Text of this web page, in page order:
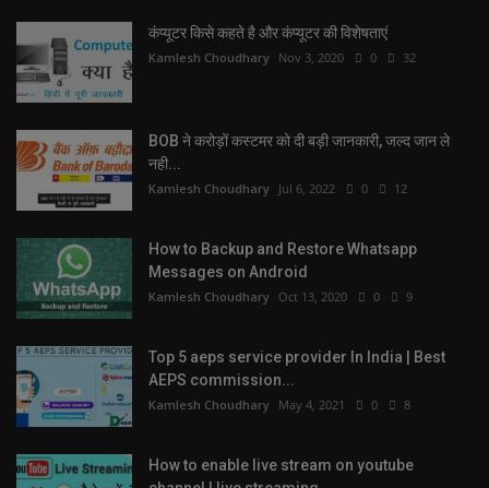
कंप्यूटर किसे कहते है और कंप्यूटर की विशेषताएं
Kamlesh Choudhary Nov 3, 2020 0 32
BOB ने करोड़ों कस्टमर को दी बड़ी जानकारी, जल्द जान ले
नही...
Kamlesh Choudhary Jul 6, 2022 0 12
How to Backup and Restore Whatsapp
Messages on Android
Kamlesh Choudhary Oct 13, 2020 0 9
Top 5 aeps service provider In India | Best
AEPS commission...
Kamlesh Choudhary May 4, 2021 0 8
How to enable live stream on youtube